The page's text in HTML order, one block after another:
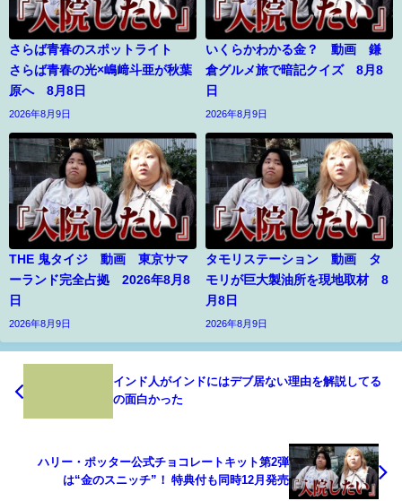
さらば青春のスポットライト
さらば青春の光×嶋﨑斗亜が秋葉
原へ 8月8日
2026年8月9日
いくらかわかる金？ 動画 鎌
倉グルメ旅で暗記クイズ 8月8
日
2026年8月9日
THE 鬼タイジ 動画 東京サマ
ーランド完全占拠 2026年8月8
日
2026年8月9日
タモリステーション 動画 タ
モリが巨大製油所を現地取材 8
月8日
2026年8月9日
インド人がインドにはデブ居ない理由を解説してる
の面白かった
ハリー・ポッター公式チョコレートキット第2弾
は“金のスニッチ”！ 特典付も同時12月発売